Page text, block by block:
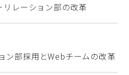
リレーション部の改革
ン部採用とWebチームの改革